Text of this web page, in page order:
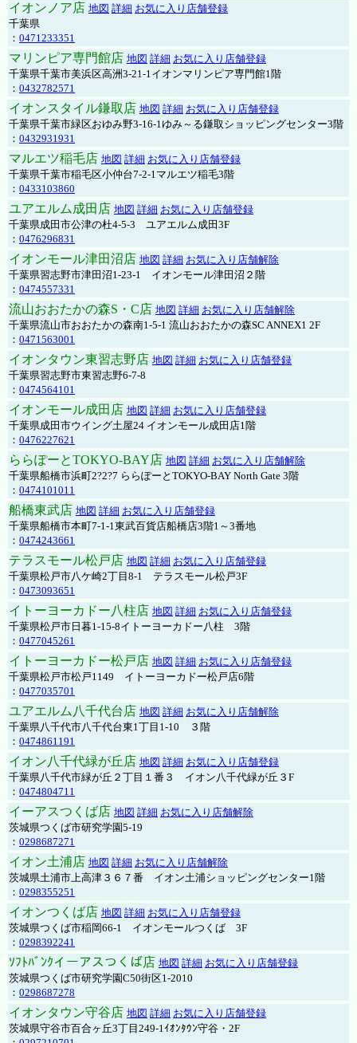
イオンノア店 地図 詳細 お気に入り店舗登録
千葉県
： 0471233351
マリンピア専門館店 地図 詳細 お気に入り店舗登録
千葉県千葉市美浜区高洲3-21-1イオンマリンピア専門館1階
： 0432782571
イオンスタイル鎌取店 地図 詳細 お気に入り店舗登録
千葉県千葉市緑区おゆみ野3-16-1ゆみ～る鎌取ショッピングセンター3階
： 0432931931
マルエツ稲毛店 地図 詳細 お気に入り店舗登録
千葉県千葉市稲毛区小仲台7-2-1マルエツ稲毛3階
： 0433103860
ユアエルム成田店 地図 詳細 お気に入り店舗登録
千葉県成田市公津の杜4-5-3 ユアエルム成田3F
： 0476296831
イオンモール津田沼店 地図 詳細 お気に入り店舗解除
千葉県習志野市津田沼1-23-1 イオンモール津田沼２階
： 0474557331
流山おおたかの森S・C店 地図 詳細 お気に入り店舗解除
千葉県流山市おおたかの森南1-5-1 流山おおたかの森SC ANNEX1 2F
： 0471563001
イオンタウン東習志野店 地図 詳細 お気に入り店舗登録
千葉県習志野市東習志野6-7-8
： 0474564101
イオンモール成田店 地図 詳細 お気に入り店舗登録
千葉県成田市ウイング土屋24 イオンモール成田店1階
： 0476227621
ららぽーとTOKYO-BAY店 地図 詳細 お気に入り店舗解除
千葉県船橋市浜町2?2?7 ららぽーとTOKYO-BAY North Gate 3階
： 0474101011
船橋東武店 地図 詳細 お気に入り店舗登録
千葉県船橋市本町7-1-1東武百貨店船橋店3階1～3番地
： 0474243661
テラスモール松戸店 地図 詳細 お気に入り店舗登録
千葉県松戸市八ケ崎2丁目8-1 テラスモール松戸3F
： 0473093651
イトーヨーカドー八柱店 地図 詳細 お気に入り店舗登録
千葉県松戸市日暮1-15-8イトーヨーカドー八柱 3階
： 0477045261
イトーヨーカドー松戸店 地図 詳細 お気に入り店舗登録
千葉県松戸市松戸1149 イトーヨーカドー松戸店6階
： 0477035701
ユアエルム八千代台店 地図 詳細 お気に入り店舗解除
千葉県八千代市八千代台東1丁目1-10 ３階
： 0474861191
イオン八千代緑が丘店 地図 詳細 お気に入り店舗登録
千葉県八千代市緑が丘２丁目１番３ イオン八千代緑が丘３F
： 0474804711
イーアスつくば店 地図 詳細 お気に入り店舗解除
茨城県つくば市研究学園5-19
： 0298687271
イオン土浦店 地図 詳細 お気に入り店舗解除
茨城県土浦市上高津３６７番 イオン土浦ショッピングセンター1階
： 0298355251
イオンつくば店 地図 詳細 お気に入り店舗登録
茨城県つくば市稲岡66-1 イオンモールつくば 3F
： 0298392241
ｿﾌﾄﾊﾞﾝｸイーアスつくば店 地図 詳細 お気に入り店舗登録
茨城県つくば市研究学園C50街区1-2010
： 0298687278
イオンタウン守谷店 地図 詳細 お気に入り店舗登録
茨城県守谷市百合ヶ丘3丁目249-1ｲｵﾝﾀｳﾝ守谷・2F